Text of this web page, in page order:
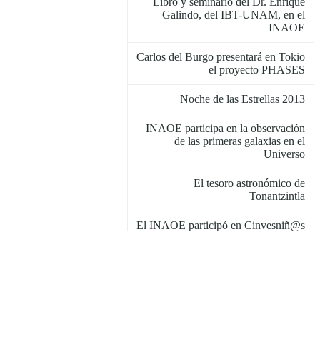
Galindo, del IBT-UNAM, en el
INAOE
Carlos del Burgo presentará en Tokio
el proyecto PHASES
Noche de las Estrellas 2013
INAOE participa en la observación
de las primeras galaxias en el
Universo
El tesoro astronómico de
Tonantzintla
El INAOE participó en Cinvesniñ@s